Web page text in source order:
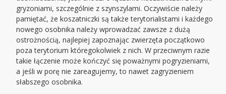
gryzoniami, szczególnie z szynszylami. Oczywiście należy
pamiętać, że koszatniczki są także terytorialistami i każdego
nowego osobnika należy wprowadzać zawsze z dużą
ostrożnością, najlepiej zapoznając zwierzęta początkowo
poza terytorium któregokolwiek z nich. W przeciwnym razie
takie łączenie może kończyć się poważnymi pogryzieniami,
a jeśli w porę nie zareagujemy, to nawet zagryzieniem
słabszego osobnika.